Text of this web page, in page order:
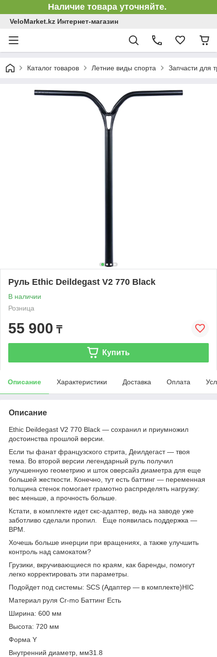
Наличие товара уточняйте.
VeloMarket.kz Интернет-магазин
Каталог товаров Летние виды спорта Запчасти для
Руль Ethic Deildegast V2 770 Black
В наличии
Розница
55 900 ₸
Купить
Описание Характеристики Доставка Оплата
Описание
Ethic Deildegast V2 770 Black — сохранил и приумножил
достоинства прошлой версии.
Если ты фанат французского стрита, Деилдегаст — твоя
тема. Во второй версии легендарный руль получил
улучшенную геометрию и шток оверсайз диаметра для еще
большей жесткости. Конечно, тут есть баттинг — переменная
толщина стенок помогает грамотно распределять нагрузку:
вес меньше, а прочность больше.
Кстати, в комплекте идет скс-адаптер, ведь на заводе уже
заботливо сделали пропил. Еще появилась поддержка —
BPM.
Хочешь больше инерции при вращениях, а также улучшить
контроль над самокатом?
Грузики, вкручивающиеся по краям, как баренды, помогут
легко корректировать эти параметры.
Подойдет под системы: SCS (Адаптер — в комплекте)HIC
Материал руля Cr-mo Баттинг Есть
Ширина: 600 мм
Высота: 720 мм
Форма Y
Внутренний диаметр, мм31.8